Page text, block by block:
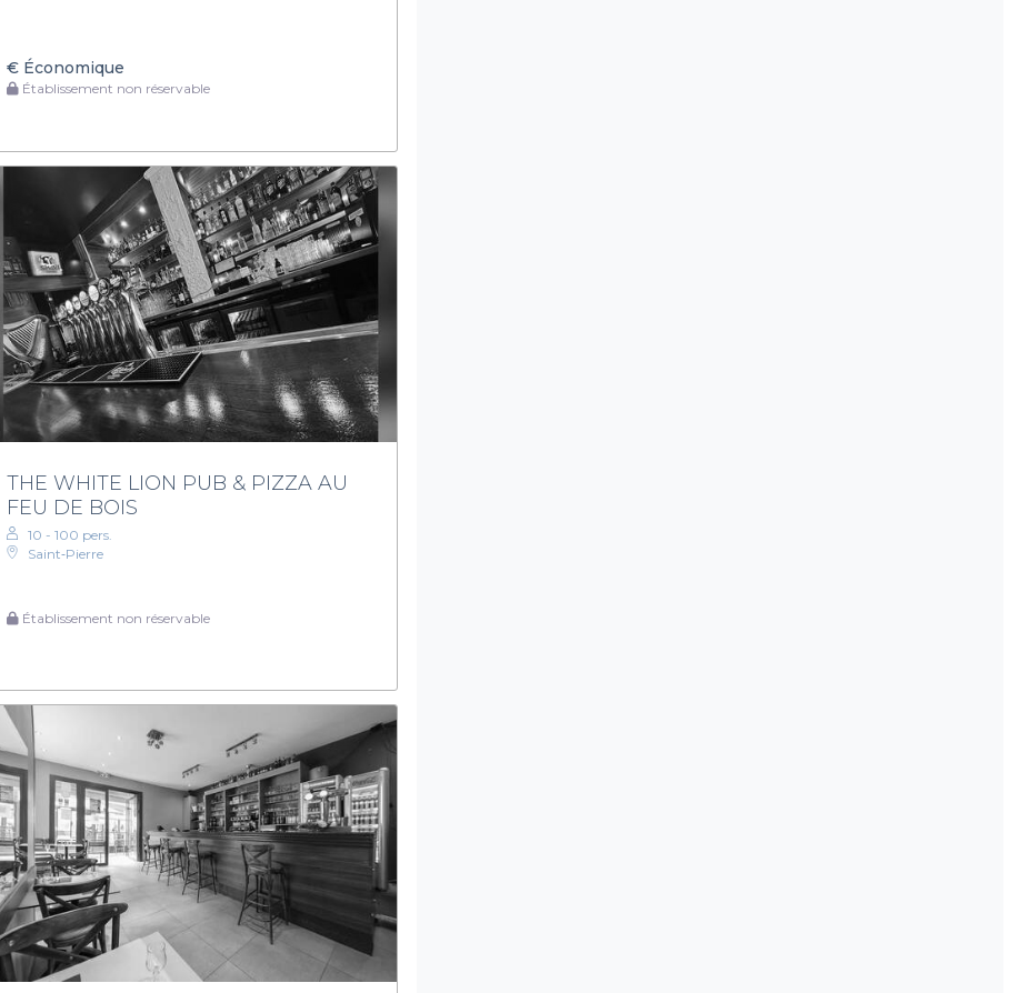
€Économique
Établissement non réservable
THE WHITE LION PUB & PIZZA AU
FEU DE BOIS
10 - 100 pers.
Saint‑Pierre
Établissement non réservable